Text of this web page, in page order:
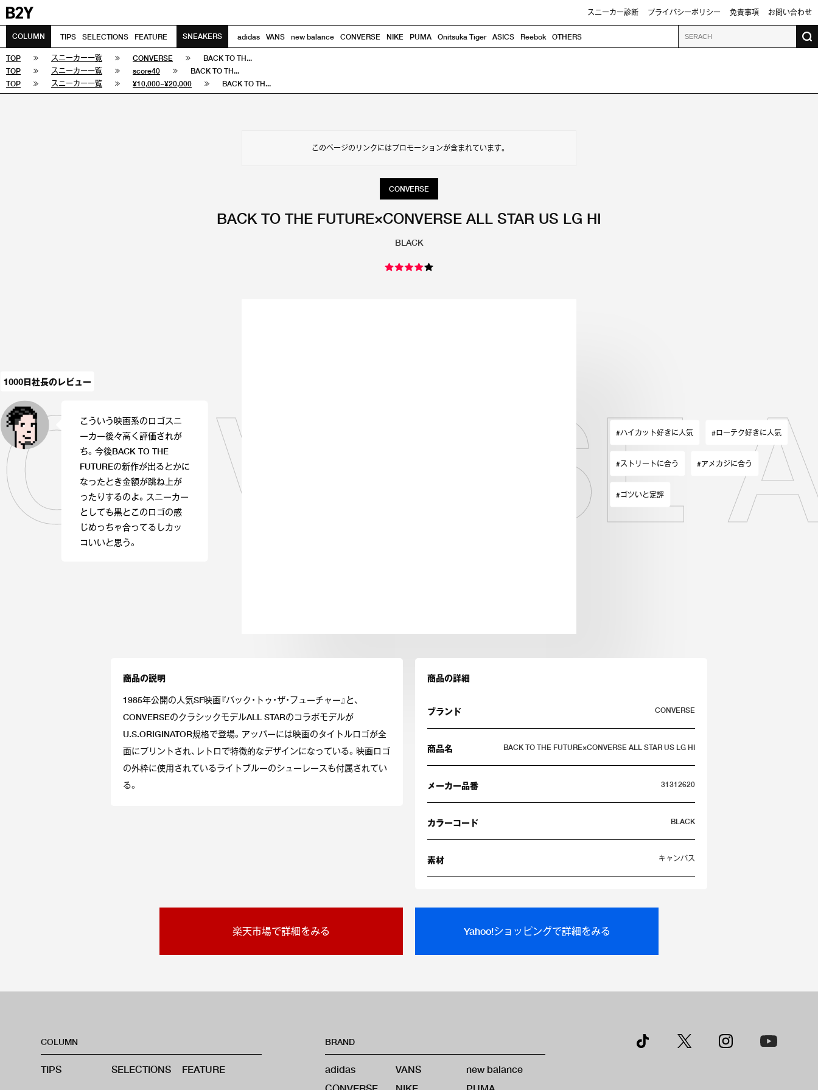
スニーカー診断 プライバシーポリシー 免責事項 お問い合わせ
COLUMN TIPS SELECTIONS FEATURE SNEAKERS adidas VANS new balance CONVERSE NIKE PUMA Onitsuka Tiger ASICS Reebok OTHERS
TOP スニーカー一覧 CONVERSE
BACK TO TH...
TOP
スニーカー一覧 score40
BACK TO TH...
TOP
スニーカー一覧 ¥10,000~¥20,000 BACK TO TH...
このページのリンクにはプロモーションが含まれています。
CONVERSE
BACK TO THE FUTURE×CONVERSE ALL STAR US LG HI
BLACK
1000日社長のレビュー
こういう映画系のロゴスニ
ーカー後々高く評価されが
ち。今後BACK TO THE
FUTUREの新作が出るとかに
なったとき金額が跳ね上が
ったりするのよ。スニーカー
としても黒とこのロゴの感
じめっちゃ合ってるしカッ
コいいと思う。
#ハイカット好きに人気 #ローテク好きに人気
#ストリートに合う #アメカジに合う
#ゴツいと定評
商品の説明
1985年公開の人気SF映画『バック・トゥ・ザ・フューチャー』と、
CONVERSEのクラシックモデルALL STARのコラボモデルが
U.S.ORIGINATOR規格で登場。アッパーには映画のタイトルロゴが全
面にプリントされ、レトロで特徴的なデザインになっている。映画ロゴ
の外枠に使用されているライトブルーのシューレースも付属されてい
る。
商品の詳細
ブランド CONVERSE
商品名 BACK TO THE FUTURE×CONVERSE ALL STAR US LG HI
メーカー品番 31312620
カラーコード BLACK
素材 キャンバス
楽天市場で詳細をみる Yahoo!ショッピングで詳細をみる
COLUMN
TIPS SELECTIONS FEATURE
BRAND
adidas VANS
new balance